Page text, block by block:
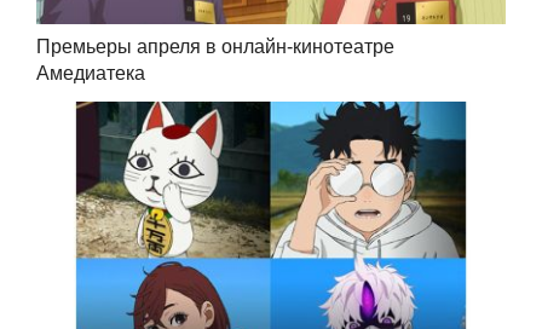
Премьеры апреля в онлайн-кинотеатре
Амедиатека